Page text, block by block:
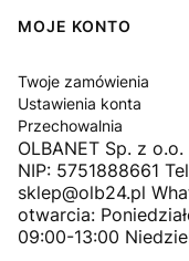
MOJE KONTO
Twoje zamówienia
Ustawienia konta
Przechowalnia
OLBANET Sp. z
NIP: 5751888661
sklep@olb24.pl
otwarcia:
09:00-13:00